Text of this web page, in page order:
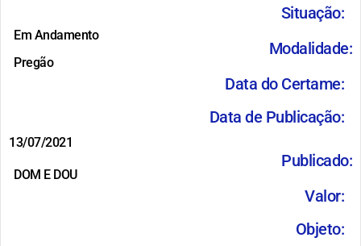
Situação:
Em Andamento
Modalidade:
Pregão
Data do Certame:
Data de Publicação:
13/07/2021
Publicado:
DOM E DOU
Valor:
Objeto: